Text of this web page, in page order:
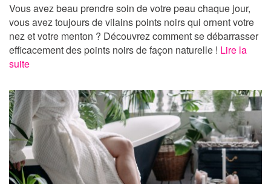
Vous avez beau prendre soin de votre peau chaque jour,
vous avez toujours de vilains points noirs qui ornent votre
nez et votre menton ? Découvrez comment se débarrasser
efficacement des points noirs de façon naturelle ! Lire la
suite